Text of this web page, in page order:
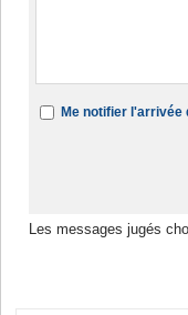
Me notifier l'arrivée
Les messages jugés